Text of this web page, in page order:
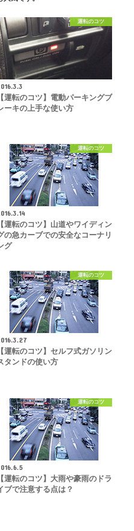
運転のコツ
【運転のコツ】電動パーキングブ
ーキの上手な使い方
運転のコツ
【運転のコツ】山道やワイディン
の急カーブでの安全なコーナリ
グ
運転のコツ
【運転のコツ】セルフ式ガソリン
タンドの使い方
運転のコツ
【運転のコツ】大雨や豪雨のドラ
ブで注意する点は？